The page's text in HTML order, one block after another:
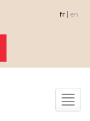
fr | en
Toggle
navigation